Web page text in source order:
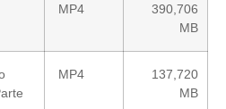
MP4
390,706
MB
MP4
137,720
MB